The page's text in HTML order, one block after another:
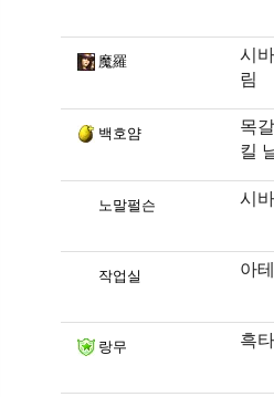
魔羅
시
림
백호얌
목
킬
노말펄슨 시
작업실 아
랑무 흑